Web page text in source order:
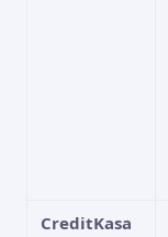
CreditKasa